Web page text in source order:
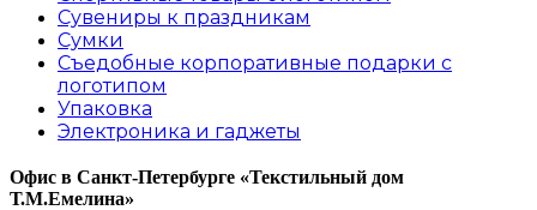
Сувениры к праздникам
Сумки
Съедобные корпоративные подарки с
логотипом
Упаковка
Электроника и гаджеты
Офис в Санкт-Петербурге «Текстильный дом
Т.М.Емелина»